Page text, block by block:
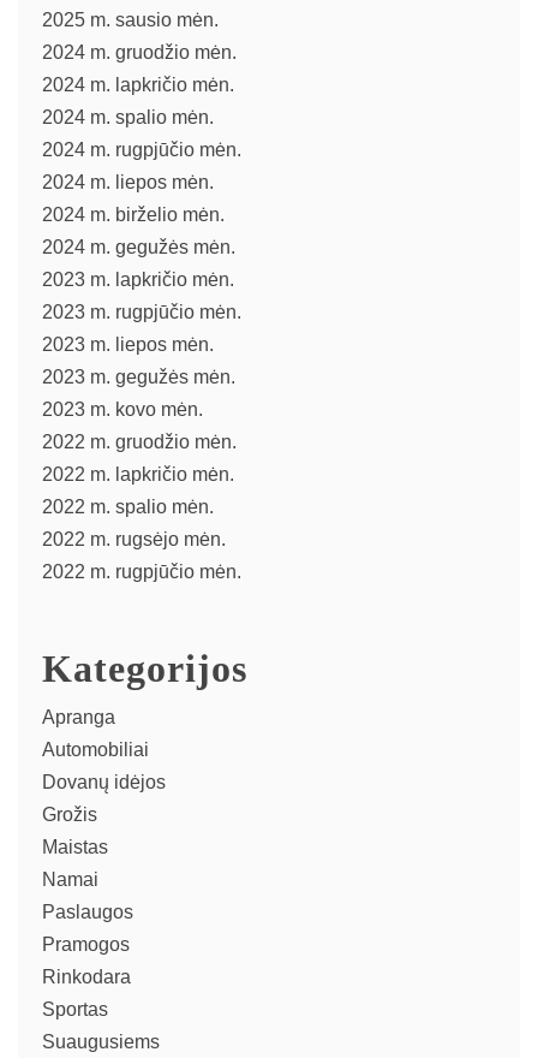
2025 m. sausio mėn.
2024 m. gruodžio mėn.
2024 m. lapkričio mėn.
2024 m. spalio mėn.
2024 m. rugpjūčio mėn.
2024 m. liepos mėn.
2024 m. birželio mėn.
2024 m. gegužės mėn.
2023 m. lapkričio mėn.
2023 m. rugpjūčio mėn.
2023 m. liepos mėn.
2023 m. gegužės mėn.
2023 m. kovo mėn.
2022 m. gruodžio mėn.
2022 m. lapkričio mėn.
2022 m. spalio mėn.
2022 m. rugsėjo mėn.
2022 m. rugpjūčio mėn.
Kategorijos
Apranga
Automobiliai
Dovanų idėjos
Grožis
Maistas
Namai
Paslaugos
Pramogos
Rinkodara
Sportas
Suaugusiems